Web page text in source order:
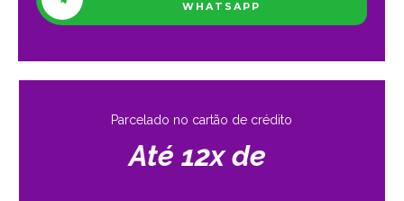
WHATSAPP
Parcelado no cartão de crédito
Até 12x de